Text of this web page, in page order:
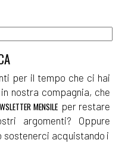
per il tempo che ci hai
nostra compagnia, che
MENSILE per restare
argomenti? Oppure
sostenerci acquistando i